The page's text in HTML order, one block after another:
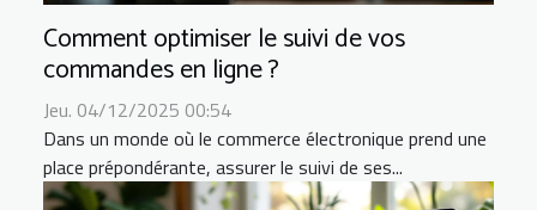
Comment optimiser le suivi de vos
commandes en ligne ?
Jeu. 04/12/2025 00:54
Dans un monde où le commerce électronique prend une
place prépondérante, assurer le suivi de ses...